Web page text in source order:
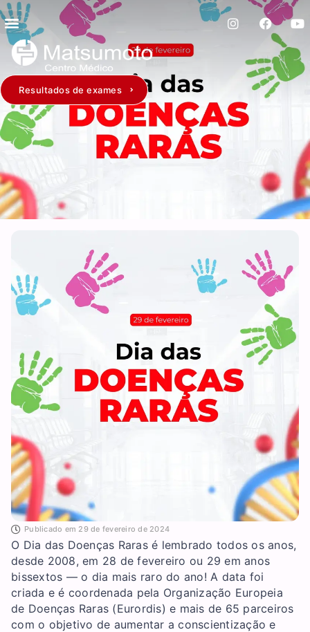
Resultados de exames
Publicado em 29 de fevereiro de 2024
O Dia das Doenças Raras é lembrado todos os anos,
desde 2008, em 28 de fevereiro ou 29 em anos
bissextos — o dia mais raro do ano! A data foi
criada e é coordenada pela Organização Europeia
de Doenças Raras (Eurordis) e mais de 65 parceiros
com o objetivo de aumentar a conscientização e